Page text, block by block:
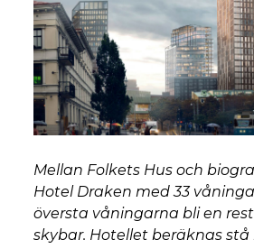
Mellan Folkets Hus och
Hotel Draken med 33
översta våningarna bli en
skybar. Hotellet beräknas stå